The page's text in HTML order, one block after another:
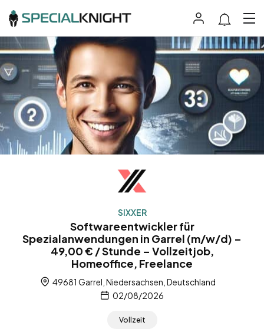
SIXXER
Softwareentwickler für
Spezialanwendungen in Garrel (m/w/d) –
49,00 € / Stunde – Vollzeitjob,
Homeoffice, Freelance
49681 Garrel, Niedersachsen, Deutschland
02/08/2026
Vollzeit